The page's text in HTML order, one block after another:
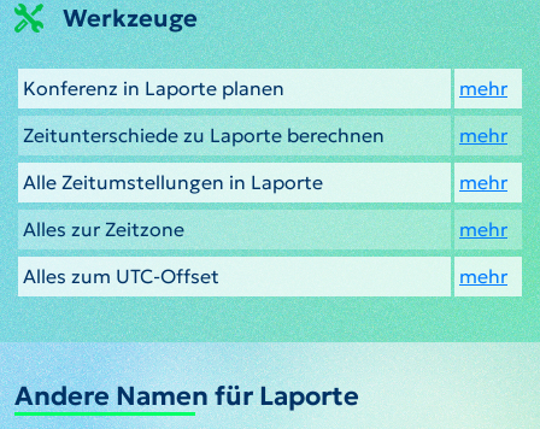
Werkzeuge
Konferenz in Laporte planen
mehr
Zeitunterschiede zu Laporte berechnen
mehr
Alle Zeitumstellungen in Laporte
mehr
Alles zur Zeitzone
mehr
Alles zum UTC-Offset
mehr
Andere Namen für Laporte